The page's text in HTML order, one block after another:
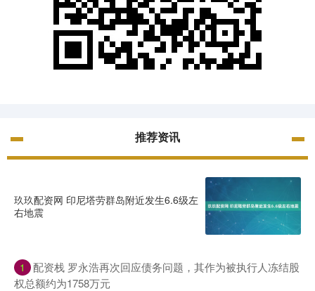
推荐资讯
玖玖配资网 印尼塔劳群岛附近发生6.6级左
右地震
1
配资栈 罗永浩再次回应债务问题，其作为被执行人冻结股
权总额约为1758万元